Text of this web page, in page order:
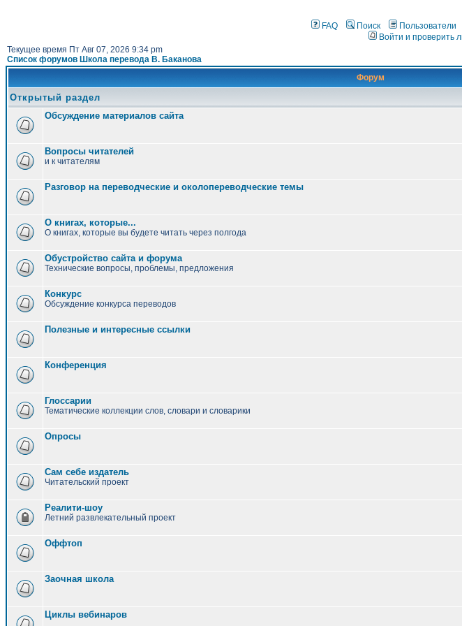
FAQ Поиск Пользователи
Войти и проверить
Текущее время Пт Авг 07, 2026 9:34 pm
Список форумов Школа перевода В. Баканова
Форум
Открытый раздел
Обсуждение материалов сайта
Вопросы читателей
и к читателям
Разговор на переводческие и околопереводческие темы
О книгах, которые...
О книгах, которые вы будете читать через полгода
Обустройство сайта и форума
Технические вопросы, проблемы, предложения
Конкурс
Обсуждение конкурса переводов
Полезные и интересные ссылки
Конференция
Глоссарии
Тематические коллекции слов, словари и словарики
Опросы
Сам себе издатель
Читательский проект
Реалити-шоу
Летний развлекательный проект
Оффтоп
Заочная школа
Циклы вебинаров